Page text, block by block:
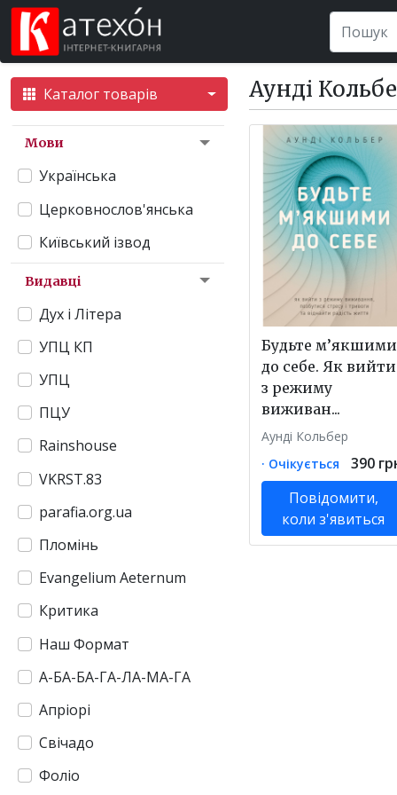
Каталог товарів
Мови
Українська
Церковнослов'янська
Київський ізвод
Видавці
Дух і Літера
УПЦ КП
УПЦ
ПЦУ
Rainshouse
VKRST.83
parafia.org.ua
Пломінь
Evangelium Aeternum
Критика
Наш Формат
А-БА-БА-ГА-ЛА-МА-ГА
Апріорі
Свічадо
Фоліо
Аунді
Будьте м’якшими
до себе. Як вийти
з режиму
виживан...
Аунді Кольбер
· Очікується
390
Повідомити,
коли з'явиться